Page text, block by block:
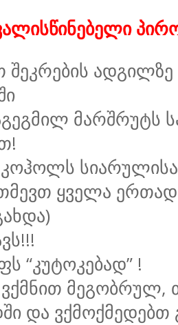
ადგილზე
მარშრუტს
ყველა
“კუტოკებად” !
მეგობრულ,
და